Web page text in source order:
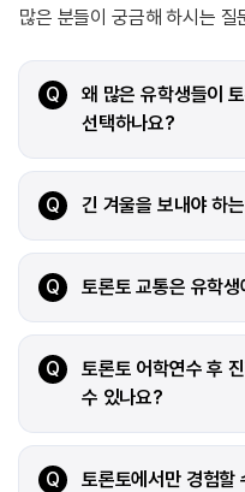
많은 분들이 궁금해 하시는
Q
왜 많은 유학생들이
선택하나요?
Q 긴 겨울을 보내야 하
Q 토론토 교통은 유학
Q
토론토 어학연수 후
수 있나요?
Q
토론토에서만 경험할